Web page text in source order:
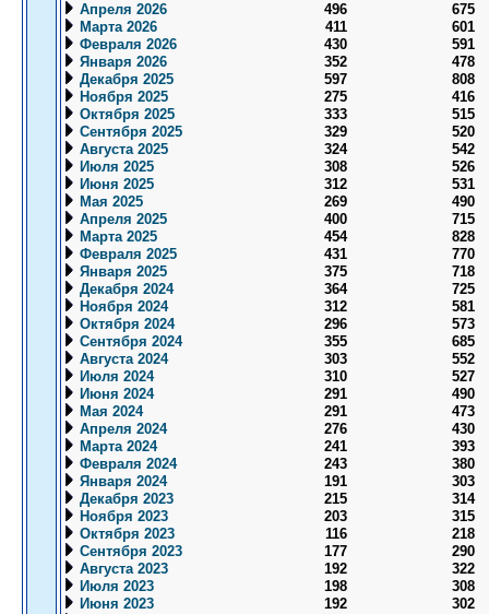
Апреля 2026
496
675
Марта 2026
411
601
Февраля 2026
430
591
Января 2026
352
478
Декабря 2025
597
808
Ноября 2025
275
416
Октября 2025
333
515
Сентября 2025
329
520
Августа 2025
324
542
Июля 2025
308
526
Июня 2025
312
531
Мая 2025
269
490
Апреля 2025
400
715
Марта 2025
454
828
Февраля 2025
431
770
Января 2025
375
718
Декабря 2024
364
725
Ноября 2024
312
581
Октября 2024
296
573
Сентября 2024
355
685
Августа 2024
303
552
Июля 2024
310
527
Июня 2024
291
490
Мая 2024
291
473
Апреля 2024
276
430
Марта 2024
241
393
Февраля 2024
243
380
Января 2024
191
303
Декабря 2023
215
314
Ноября 2023
203
315
Октября 2023
116
218
Сентября 2023
177
290
Августа 2023
192
322
Июля 2023
198
308
Июня 2023
192
302